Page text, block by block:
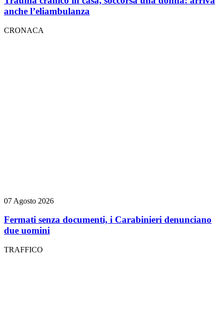
anche l’eliambulanza
CRONACA
07 Agosto 2026
Fermati senza documenti, i Carabinieri denunciano
due uomini
TRAFFICO